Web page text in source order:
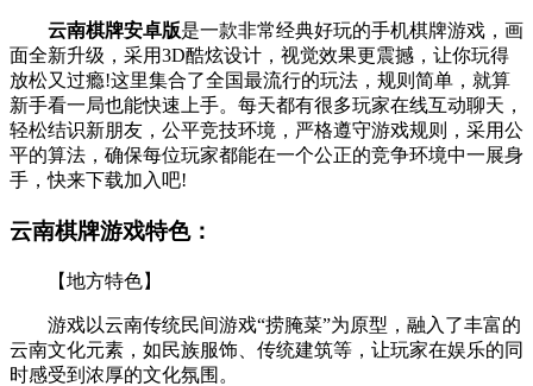
云南棋牌安卓版是一款非常经典好玩的手机棋牌游戏，画
面全新升级，采用3D酷炫设计，视觉效果更震撼，让你玩得
放松又过瘾!这里集合了全国最流行的玩法，规则简单，就算
新手看一局也能快速上手。每天都有很多玩家在线互动聊天，
轻松结识新朋友，公平竞技环境，严格遵守游戏规则，采用公
平的算法，确保每位玩家都能在一个公正的竞争环境中一展身
手，快来下载加入吧!
云南棋牌游戏特色：
【地方特色】
游戏以云南传统民间游戏“捞腌菜”为原型，融入了丰富的
云南文化元素，如民族服饰、传统建筑等，让玩家在娱乐的同
时感受到浓厚的文化氛围。